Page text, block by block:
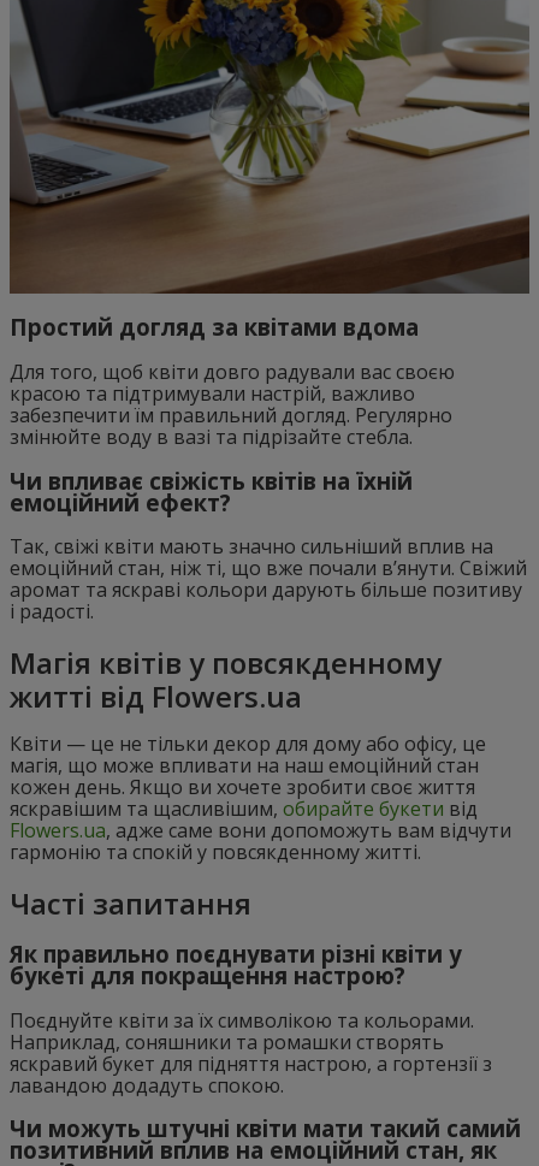
Простий догляд за квітами вдома
Для того, щоб квіти довго радували вас своєю
красою та підтримували настрій, важливо
забезпечити їм правильний догляд. Регулярно
змінюйте воду в вазі та підрізайте стебла.
Чи впливає свіжість квітів на їхній
емоційний ефект?
Так, свіжі квіти мають значно сильніший вплив на
емоційний стан, ніж ті, що вже почали в’янути. Свіжий
аромат та яскраві кольори дарують більше позитиву
і радості.
Магія квітів у повсякденному
житті від Flowers.ua
Квіти — це не тільки декор для дому або офісу, це
магія, що може впливати на наш емоційний стан
кожен день. Якщо ви хочете зробити своє життя
яскравішим та щасливішим, обирайте букети від
Flowers.ua, адже саме вони допоможуть вам відчути
гармонію та спокій у повсякденному житті.
Часті запитання
Як правильно поєднувати різні квіти у
букеті для покращення настрою?
Поєднуйте квіти за їх символікою та кольорами.
Наприклад, соняшники та ромашки створять
яскравий букет для підняття настрою, а гортензії з
лавандою додадуть спокою.
Чи можуть штучні квіти мати такий самий
позитивний вплив на емоційний стан, як